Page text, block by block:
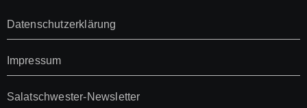
Datenschutzerklärung
Impressum
Salatschwester-Newsletter